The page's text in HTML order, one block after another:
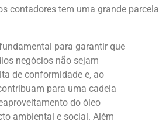
contadores tem uma grande parcela
para garantir que
negócios não sejam
de conformidade e, ao
para uma cadeia
do óleo
ambiental e social. Além